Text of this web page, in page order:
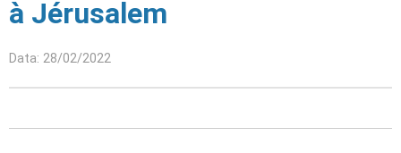
à Jérusalem
Data: 28/02/2022